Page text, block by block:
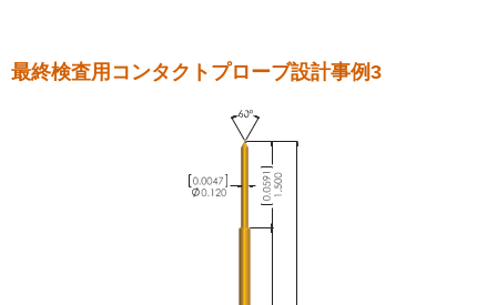
最終検査用コンタクトプローブ設計事例3